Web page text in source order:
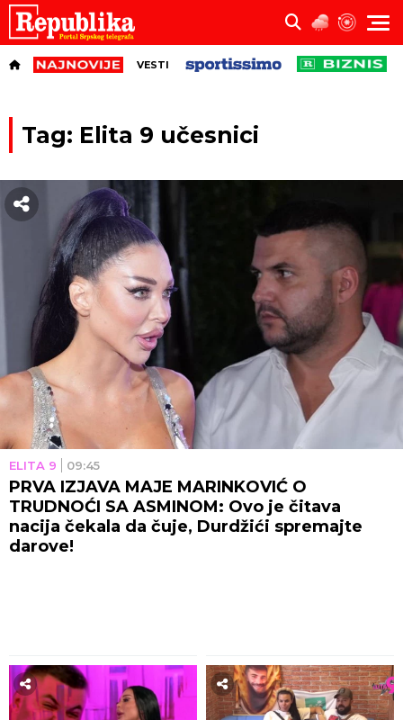
VESTI
Tag: Elita 9 učesnici
ELITA 9 09:45
PRVA IZJAVA MAJE MARINKOVIĆ O
TRUDNOĆI SA ASMINOM: Ovo je čitava
nacija čekala da čuje, Durdžići spremajte
darove!